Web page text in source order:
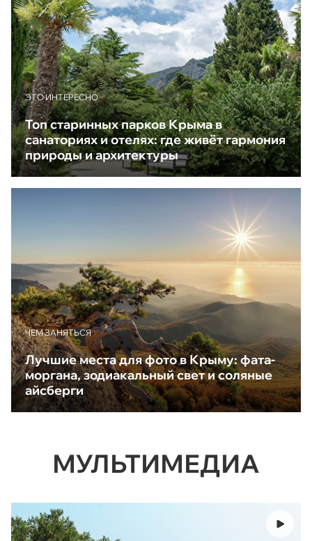
ЭТО ИНТЕРЕСНО
Топ старинных парков Крыма в
санаториях и отелях: где живёт гармония
природы и архитектуры
ЧЕМ ЗАНЯТЬСЯ
Лучшие места для фото в Крыму: фата-
моргана, зодиакальный свет и соляные
айсберги
МУЛЬТИМЕДИА